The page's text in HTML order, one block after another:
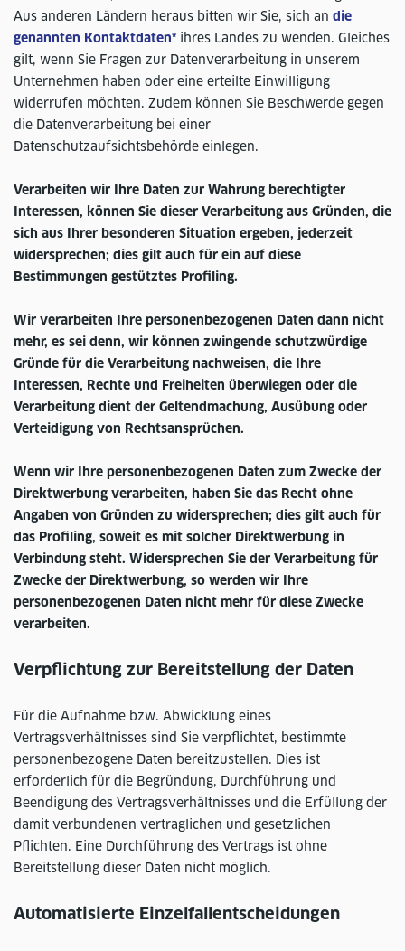
Aus anderen Ländern heraus bitten wir Sie, sich an die
genannten Kontaktdaten* ihres Landes zu wenden. Gleiches
gilt, wenn Sie Fragen zur Datenverarbeitung in unserem
Unternehmen haben oder eine erteilte Einwilligung
widerrufen möchten. Zudem können Sie Beschwerde gegen
die Datenverarbeitung bei einer
Datenschutzaufsichtsbehörde einlegen.
Verarbeiten wir Ihre Daten zur Wahrung berechtigter
Interessen, können Sie dieser Verarbeitung aus Gründen, die
sich aus Ihrer besonderen Situation ergeben, jederzeit
widersprechen; dies gilt auch für ein auf diese
Bestimmungen gestütztes Profiling.
Wir verarbeiten Ihre personenbezogenen Daten dann nicht
mehr, es sei denn, wir können zwingende schutzwürdige
Gründe für die Verarbeitung nachweisen, die Ihre
Interessen, Rechte und Freiheiten überwiegen oder die
Verarbeitung dient der Geltendmachung, Ausübung oder
Verteidigung von Rechtsansprüchen.
Wenn wir Ihre personenbezogenen Daten zum Zwecke der
Direktwerbung verarbeiten, haben Sie das Recht ohne
Angaben von Gründen zu widersprechen; dies gilt auch für
das Profiling, soweit es mit solcher Direktwerbung in
Verbindung steht. Widersprechen Sie der Verarbeitung für
Zwecke der Direktwerbung, so werden wir Ihre
personenbezogenen Daten nicht mehr für diese Zwecke
verarbeiten.
Verpflichtung zur Bereitstellung der Daten
Für die Aufnahme bzw. Abwicklung eines
Vertragsverhältnisses sind Sie verpflichtet, bestimmte
personenbezogene Daten bereitzustellen. Dies ist
erforderlich für die Begründung, Durchführung und
Beendigung des Vertragsverhältnisses und die Erfüllung der
damit verbundenen vertraglichen und gesetzlichen
Pflichten. Eine Durchführung des Vertrags ist ohne
Bereitstellung dieser Daten nicht möglich.
Automatisierte Einzelfallentscheidungen